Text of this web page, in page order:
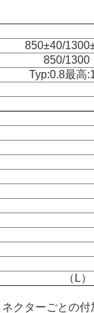
850±40/
850/1300
Typ:0.8最高
（L
クターごとの付